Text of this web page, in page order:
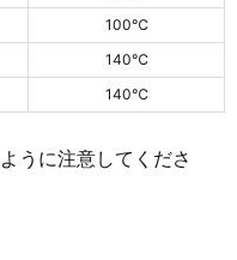
100℃
140℃
140℃
うに注意してくださ